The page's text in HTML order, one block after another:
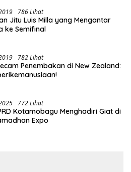
786 Lihat
Jitu Luis Milla yang Mengantar
ke Semifinal
782 Lihat
Penembakan di New Zealand:
772 Lihat
Kotamobagu Menghadiri Giat di
Expo